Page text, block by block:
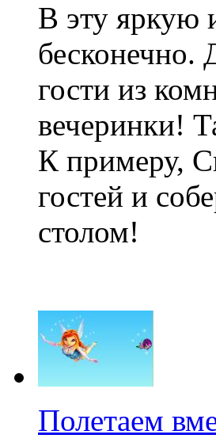
В эту яркую
бесконечно.
гости из
вечеринки!
К примеру,
гостей и
столом!
Полетаем